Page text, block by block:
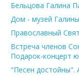
Бельцова Галина
Дом - музей
Православный
Встреча членов
Подарок-концерт
"Песен достойны".